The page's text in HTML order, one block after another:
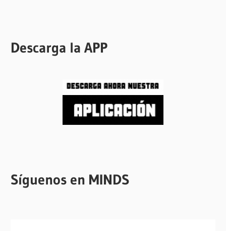
Descarga la APP
Síguenos en MINDS